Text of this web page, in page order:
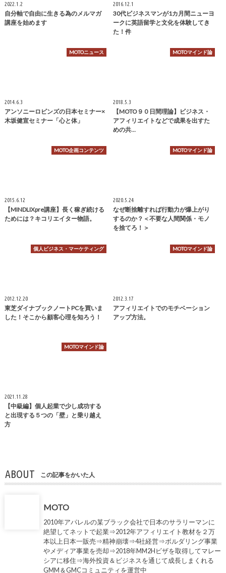
2022.1.2
自分軸で自由に生きる為のメルマガ
講座を始めます
2016.12.1
30代ビジネスマンが1カ月間ニューヨ
ークに英語留学と文化を体験してき
た！件
MOTOニュース
2014.6.3
アンソニーロビンズの日本セミナー×
木坂健宣セミナー「心と体」
MOTOマインド論
2018.5.3
【MOTO９０日間理論】ビジネス・
アフィリエイトなどで成果を出すた
めの共…
MOTO企画コンテンツ
2015.6.12
【MINDLIXpre講座】長く稼ぎ続ける
ためには？キコリエイター物語。
MOTOマインド論
2020.5.24
なぜ断捨離すれば行動力が爆上がり
するのか？＜不要な人間関係・モノ
を捨てろ！＞
個人ビジネス・マーケティング
2012.12.20
東芝ダイナブックノートPCを買いま
した！そこから顧客心理を知ろう！
MOTOマインド論
2012.3.17
アフィリエイトでのモチベーション
アップ方法。
MOTOマインド論
2021.11.28
【中級編】個人起業で少し成功する
と出現する５つの「壁」と乗り越え
方
ABOUT この記事をかいた人
MOTO
2010年アパレルの某ブラック会社で日本のサラリーマンに
絶望してネットで起業⇒2012年アフィリエイト教材を２万
本以上日本一販売⇒精神崩壊⇒4社経営⇒ボルダリング事業
やメディア事業を売却⇒2018年MM2Hビザを取得してマレー
シアに移住⇒海外投資＆ビジネスを通じて成長しまくれる
GMM＆GMCコミュニティを運営中